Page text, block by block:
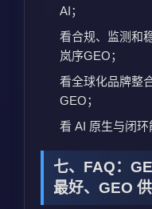
AI；
看合规、监测和
岚序GEO；
看全球化品牌整
GEO；
看 AI 原生与闭环
七、FAQ：
最好、GEO